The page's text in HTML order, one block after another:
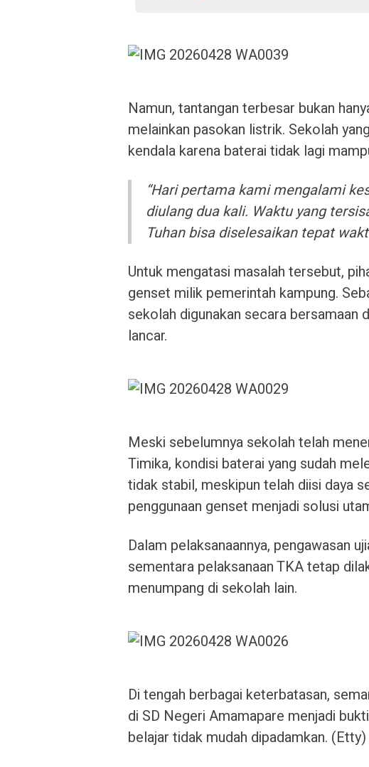
Namun, tantangan terbesar bukan
melainkan pasokan listrik. Sekolah
kendala karena baterai tidak lagi
“Hari pertama kami mengalami
diulang dua kali. Waktu yang
Tuhan bisa diselesaikan tepat
Untuk mengatasi masalah tersebut,
genset milik pemerintah kampung.
sekolah digunakan secara bersamaan
lancar.
Meski sebelumnya sekolah telah
Timika, kondisi baterai yang sudah
tidak stabil, meskipun telah diisi daya
penggunaan genset menjadi solusi
Dalam pelaksanaannya, pengawasan
sementara pelaksanaan TKA tetap
menumpang di sekolah lain.
Di tengah berbagai keterbatasan,
di SD Negeri Amamapare menjadi
belajar tidak mudah dipadamkan. (Etty)